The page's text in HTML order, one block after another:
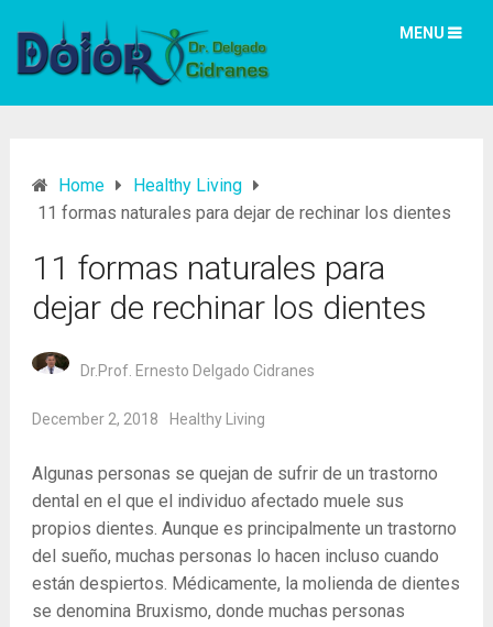
MENU
Home
Healthy Living
11 formas naturales para dejar de rechinar los dientes
11 formas naturales para
dejar de rechinar los dientes
Dr.Prof. Ernesto Delgado Cidranes
December 2, 2018 Healthy Living
Algunas personas se quejan de sufrir de un trastorno
dental en el que el individuo afectado muele sus
propios dientes. Aunque es principalmente un trastorno
del sueño, muchas personas lo hacen incluso cuando
están despiertos. Médicamente, la molienda de dientes
se denomina Bruxismo, donde muchas personas